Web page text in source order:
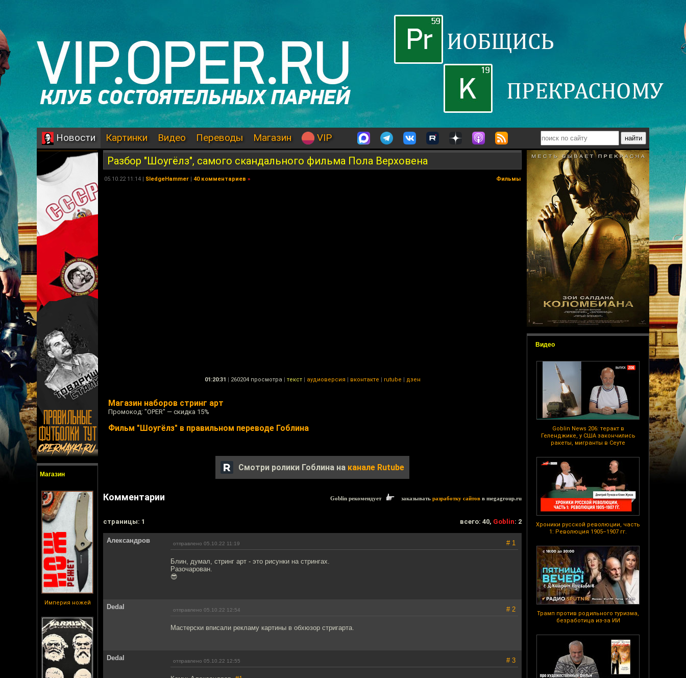
Новости Картинки Видео Переводы Магазин VIP
Магазин
Империя ножей
Видео
Goblin News 206: теракт в
Геленджике, у США закончились
ракеты, мигранты в Сеуте
Хроники русской революции, часть
1: Революция 1905–1907 гг.
Трамп против родильного туризма,
безработица из-за ИИ
Разбор "Шоугёлз", самого скандального фильма Пола Верховена
05.10.22 11:14 | SledgeHammer | 40 комментариев » Фильмы
01:20:31 | 260204 просмотра | текст | аудиоверсия | вконтакте | rutube | дзен
Магазин наборов стринг арт
Промокод: "OPER" — скидка 15%
Фильм "Шоугёлз" в правильном переводе Гоблина
Смотри ролики Гоблина на канале Rutube
Комментарии Goblin рекомендует заказывать разработку сайтов в megagroup.ru
cтраницы: 1 всего: 40, Goblin: 2
Александров отправлено 05.10.22 11:19 # 1
Блин, думал, стринг арт - это рисунки на стрингах.
Разочарован.
😎
Dedal отправлено 05.10.22 12:54 # 2
Мастерски вписали рекламу картины в обхюзор стригарта.
Dedal отправлено 05.10.22 12:55 # 3